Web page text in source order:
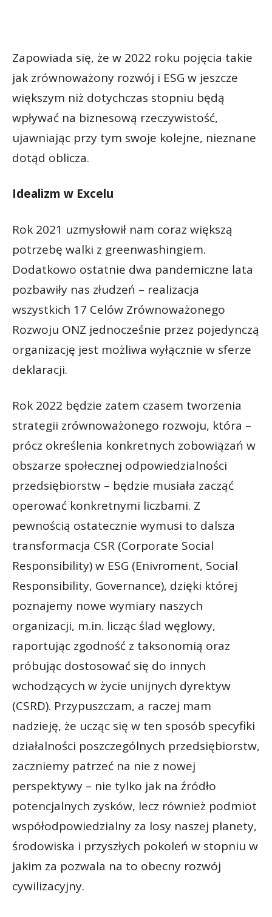
Zapowiada się, że w 2022 roku pojęcia takie
jak zrównoważony rozwój i ESG w jeszcze
większym niż dotychczas stopniu będą
wpływać na biznesową rzeczywistość,
ujawniając przy tym swoje kolejne, nieznane
dotąd oblicza.
Idealizm w Excelu
Rok 2021 uzmysłowił nam coraz większą
potrzebę walki z greenwashingiem.
Dodatkowo ostatnie dwa pandemiczne lata
pozbawiły nas złudzeń – realizacja
wszystkich 17 Celów Zrównoważonego
Rozwoju ONZ jednocześnie przez pojedynczą
organizację jest możliwa wyłącznie w sferze
deklaracji.
Rok 2022 będzie zatem czasem tworzenia
strategii zrównoważonego rozwoju, która –
prócz określenia konkretnych zobowiązań w
obszarze społecznej odpowiedzialności
przedsiębiorstw – będzie musiała zacząć
operować konkretnymi liczbami. Z
pewnością ostatecznie wymusi to dalsza
transformacja CSR (Corporate Social
Responsibility) w ESG (Enivroment, Social
Responsibility, Governance), dzięki której
poznajemy nowe wymiary naszych
organizacji, m.in. licząc ślad węglowy,
raportując zgodność z taksonomią oraz
próbując dostosować się do innych
wchodzących w życie unijnych dyrektyw
(CSRD). Przypuszczam, a raczej mam
nadzieję, że ucząc się w ten sposób specyfiki
działalności poszczególnych przedsiębiorstw,
zaczniemy patrzeć na nie z nowej
perspektywy – nie tylko jak na źródło
potencjalnych zysków, lecz również podmiot
współodpowiedzialny za losy naszej planety,
środowiska i przyszłych pokoleń w stopniu w
jakim za pozwala na to obecny rozwój
cywilizacyjny.